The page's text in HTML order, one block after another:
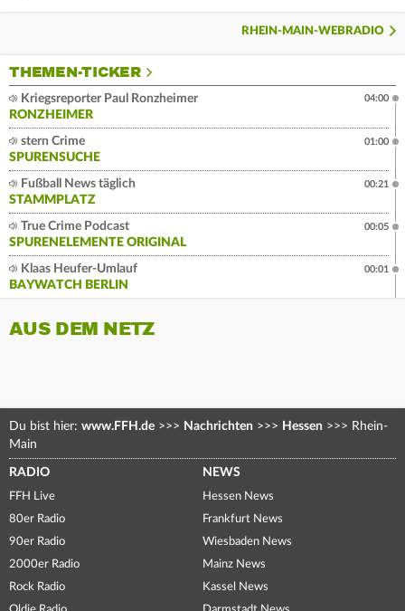
RHEIN-MAIN-WEBRADIO
THEMEN-TICKER
Kriegsreporter Paul Ronzheimer
RONZHEIMER
04:00
stern Crime
SPURENSUCHE
01:00
Fußball News täglich
STAMMPLATZ
00:21
True Crime Podcast
SPURENELEMENTE ORIGINAL
00:05
Klaas Heufer-Umlauf
BAYWATCH BERLIN
00:01
AUS DEM NETZ
Du bist hier: www.FFH.de >>> Nachrichten >>> Hessen >>> Rhein-
Main
RADIO
FFH Live
80er Radio
90er Radio
2000er Radio
Rock Radio
NEWS
Hessen News
Frankfurt News
Wiesbaden News
Mainz News
Kassel News